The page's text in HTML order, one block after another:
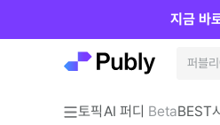
토픽AI 퍼디 BetaBEST
지금 바